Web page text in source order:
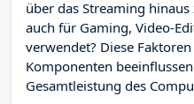
über das Streaming
auch für Gaming, Video-
verwendet? Diese
Komponenten
Gesamtleistung des